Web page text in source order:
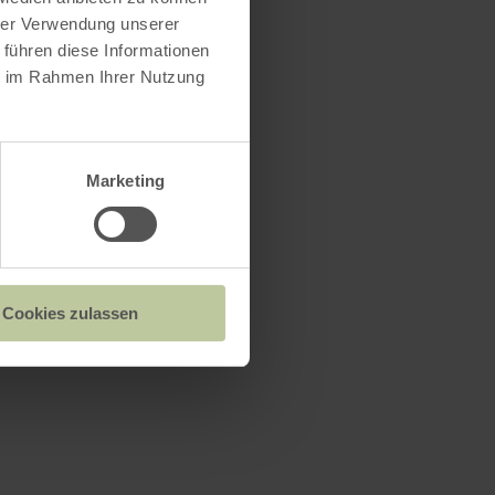
Verwendung unserer
diese Informationen
Rahmen Ihrer Nutzung
Marketing
Cookies zulassen